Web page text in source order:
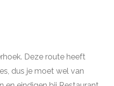
Deze route heeft
dus je moet wel van